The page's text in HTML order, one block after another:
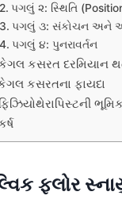
પગલું ૨: સ્થિતિ
પગલું ૩: સંકોચન અને
પગલું ૪: પુનરાવર્તન
કસરત દરમિયાન
કસરતના ફાયદા
ફ્લોર